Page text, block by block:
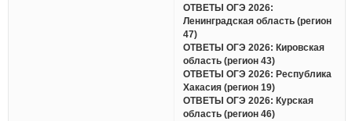
ОТВЕТЫ ОГЭ 2026:
Ленинградская область (регион
47)
ОТВЕТЫ ОГЭ 2026: Кировская
область (регион 43)
ОТВЕТЫ ОГЭ 2026: Республика
Хакасия (регион 19)
ОТВЕТЫ ОГЭ 2026: Курская
область (регион 46)